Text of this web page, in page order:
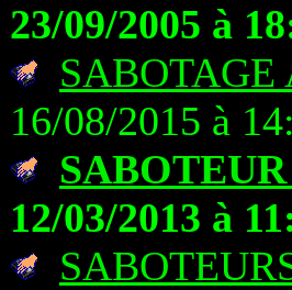
23/09/2005 à
16/08/2015 à
12/03/2013 à